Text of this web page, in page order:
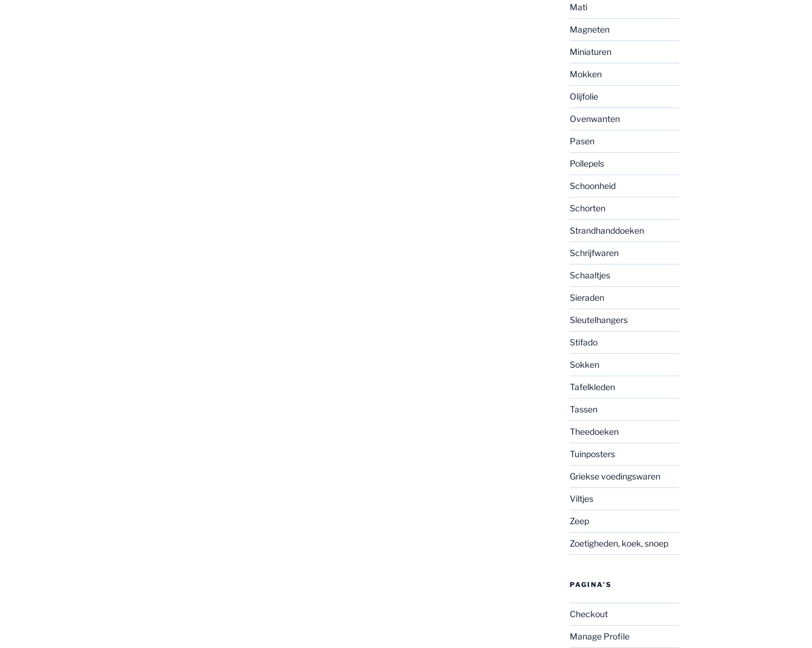
Mati
Magneten
Miniaturen
Mokken
Olijfolie
Ovenwanten
Pasen
Pollepels
Schoonheid
Schorten
Strandhanddoeken
Schrijfwaren
Schaaltjes
Sieraden
Sleutelhangers
Stifado
Sokken
Tafelkleden
Tassen
Theedoeken
Tuinposters
Griekse voedingswaren
Viltjes
Zeep
Zoetigheden, koek, snoep
PAGINA’S
Checkout
Manage Profile